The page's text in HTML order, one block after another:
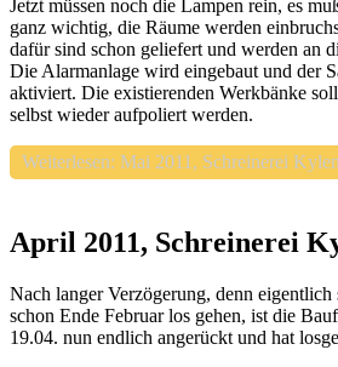
Jetzt müssen noch die Lampen rein, es
ganz wichtig, die Räume werden
dafür sind schon geliefert und werden an
Die Alarmanlage wird eingebaut und der
aktiviert. Die existierenden Werkbänke
selbst wieder aufpoliert werden.
Weiterlesen: Mai 2011, Schreinerei
April 2011, Schreinerei
Nach langer Verzögerung, denn
schon Ende Februar los gehen, ist die
19.04. nun endlich angerückt und hat